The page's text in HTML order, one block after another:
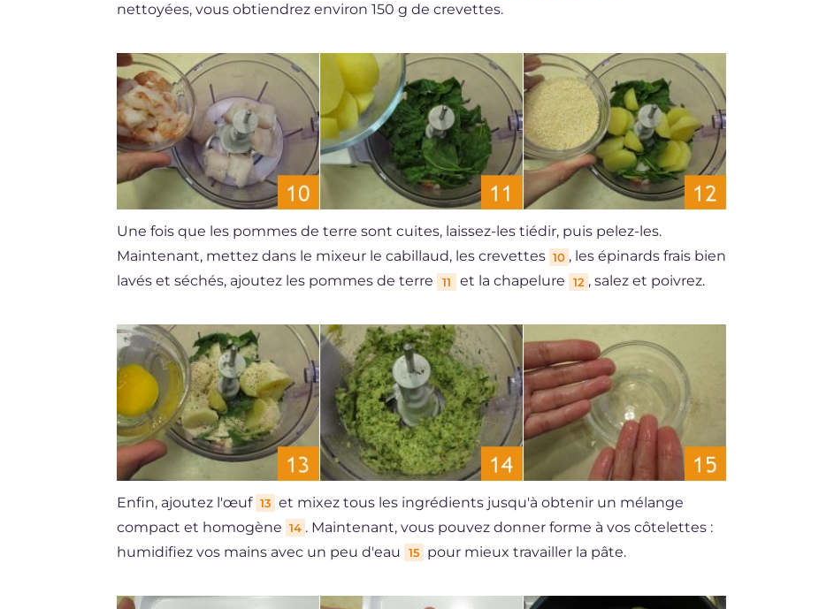
nettoyées, vous obtiendrez environ 150 g de crevettes.
Une fois que les pommes de terre sont cuites, laissez-les tiédir, puis pelez-les.
Maintenant, mettez dans le mixeur le cabillaud, les crevettes 10 , les épinards frais bien
lavés et séchés, ajoutez les pommes de terre
11 et la chapelure 12 , salez et poivrez.
Enfin, ajoutez l'œuf 13 et mixez tous les ingrédients jusqu'à obtenir un mélange
compact et homogène 14 . Maintenant, vous pouvez donner forme à vos côtelettes :
humidifiez vos mains avec un peu d'eau
15 pour mieux travailler la pâte.